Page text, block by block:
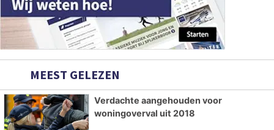
MEEST GELEZEN
Verdachte aangehouden voor
woningoverval uit 2018